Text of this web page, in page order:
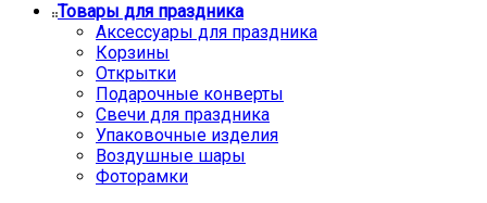
Товары для праздника
Аксессуары для праздника
Корзины
Открытки
Подарочные конверты
Свечи для праздника
Упаковочные изделия
Воздушные шары
Фоторамки